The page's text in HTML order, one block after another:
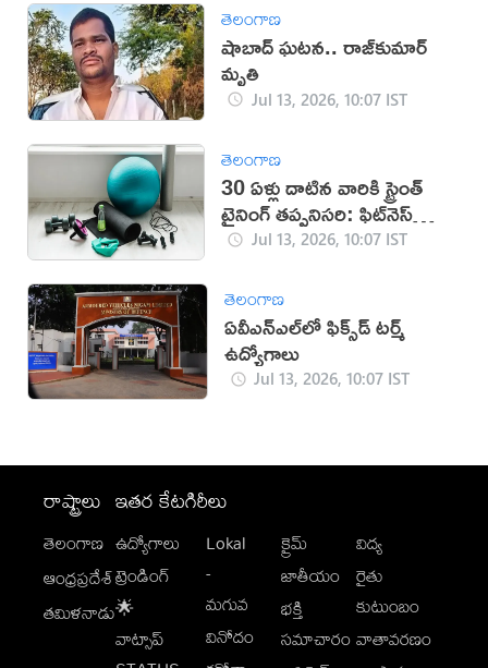
తెలంగాణ
షాబాద్ ఘటన.. రాజ్‌కుమార్‌
మృతి
Jul 13, 2026, 10:07 IST
తెలంగాణ
30 ఏళ్లు దాటిన వారికి స్ట్రెంత్
ట్రైనింగ్ తప్పనిసరి: ఫిట్‌నెస్
నిపుణుడు
Jul 13, 2026, 10:07 IST
తెలంగాణ
ఏవీఎన్‌ఎల్‌లో ఫిక్స్‌డ్‌ టర్మ్‌
ఉద్యోగాలు
Jul 13, 2026, 10:07 IST
రాష్ట్రాలు
తెలంగాణ
ఆంధ్రప్రదేశ్
తమిళనాడు
ఇతర కేటగిరీలు
ఉద్యోగాలు
ట్రెండింగ్
🌟
వాట్సాప్
Lokal
-
మగువ
వినోదం
క్రైమ్
జాతీయం
భక్తి
సమాచారం
విద్య
రైతు
కుటుంబం
వాతావరణం